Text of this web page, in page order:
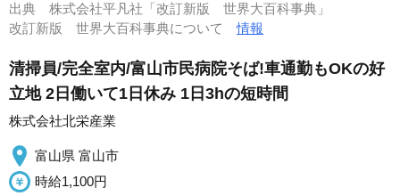
出典 株式会社平凡社「改訂新版 世界大百科事典」
改訂新版 世界大百科事典について情報
清掃員/完全室内/富山市民病院そば!車通勤もOKの好
立地 2日働いて1日休み 1日3hの短時間
株式会社北栄産業
富山県 富山市
時給1,100円